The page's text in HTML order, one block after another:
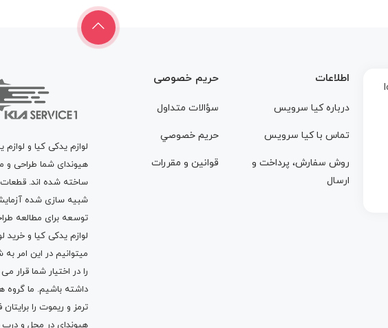
اطلاعات
درباره کيا سرويس
تماس با کيا سرويس
روش سفارش، پرداخت و
ارسال
حریم خصوصی
سؤالات متداول
حريم خصوصي
قوانين و مقررات
لوازم یدکی کیا و
هیوندای شما طراحی و
ساخته شده اند. قطعات
شبیه سازی شده
توسعه برای مطالعه
لوازم یدکی کیا و خرید
میتوانیم در این امر
را در اختیار شما قرار
داشته باشیم. ما گروه
ترمز و ریموت را
هیوندای در محل و